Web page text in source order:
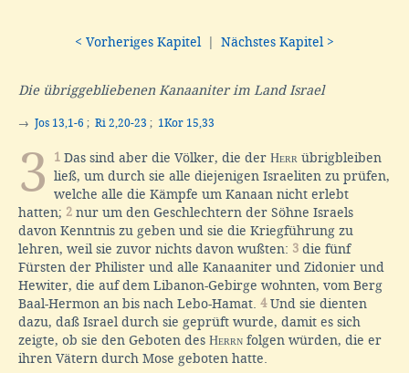
< Vorheriges Kapitel Nächstes Kapitel >
Die übriggebliebenen Kanaaniter im Land Israel
→ Jos 13,1-6 ; Ri 2,20-23 ; 1Kor 15,33
3 1 Das sind aber die Völker, die der Herr übrigbleiben
ließ, um durch sie alle diejenigen Israeliten zu prüfen,
welche alle die Kämpfe um Kanaan nicht erlebt
hatten; 2 nur um den Geschlechtern der Söhne Israels
davon Kenntnis zu geben und sie die Kriegführung zu
lehren, weil sie zuvor nichts davon wußten: 3 die fünf
Fürsten der Philister und alle Kanaaniter und Zidonier und
Hewiter, die auf dem Libanon-Gebirge wohnten, vom Berg
Baal-Hermon an bis nach Lebo-Hamat. 4Und sie dienten
dazu, daß Israel durch sie geprüft wurde, damit es sich
zeigte, ob sie den Geboten des Herrn folgen würden, die er
ihren Vätern durch Mose geboten hatte.